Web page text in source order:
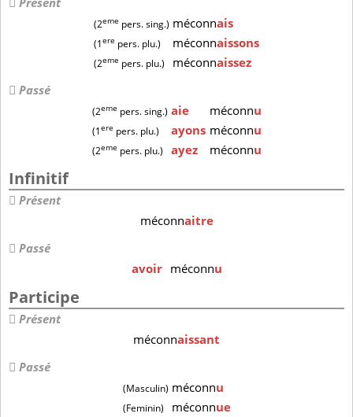
(2eme pers. sing.) méconnais
(1ere pers. plu.) méconnaissons
(2eme pers. plu.) méconnaissez
Passé
(2eme pers. sing.) aie méconnu
(1ere pers. plu.) ayons méconnu
(2eme pers. plu.) ayez méconnu
Infinitif
Présent
méconnaitre
Passé
avoir méconnu
Participe
Présent
méconnaissant
Passé
(Masculin) méconnu
(Feminin) méconnue